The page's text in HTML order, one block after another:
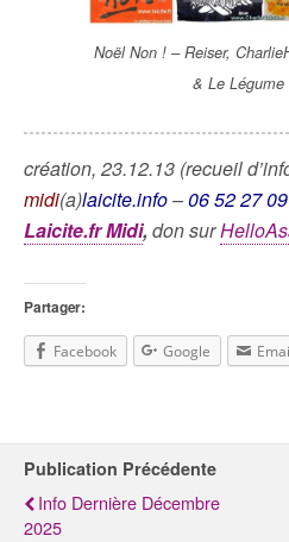
Noël Non ! – Reiser,
& Le Légume
création, 23.12.13 (recueil
midi(a)laicite.info–06 52 27
Laicite.fr Midi, don sur
Partager:
Facebook Google
Publication Précédente
Info Dernière Décembre
2025